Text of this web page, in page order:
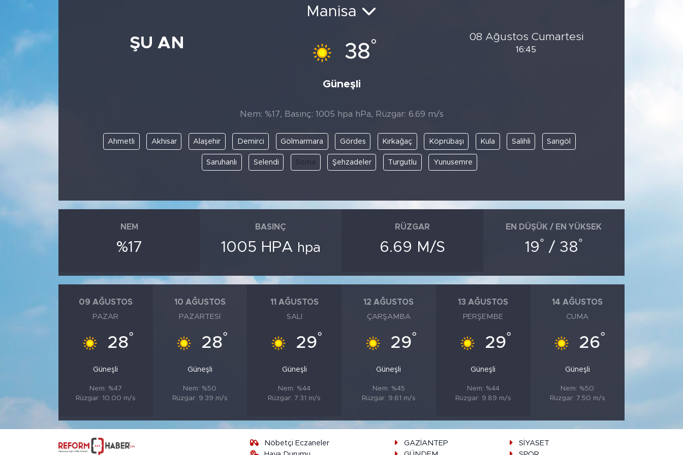
ŞU AN
Manisa
38°
Güneşli
08 Ağustos Cumartesi
16:45
Nem: %17, Basınç: 1005 hpa hPa, Rüzgar: 6.69 m/s
Ahmetli Akhisar Alaşehir Demirci Gölmarmara Gördes Kırkağaç Köprübaşı Kula Salihli Sarıgöl
Saruhanlı Selendi Soma Şehzadeler Turgutlu Yunusemre
NEM
%17
BASINÇ
1005 HPA hpa
RÜZGAR
6.69 M/S
EN DÜŞÜK / EN YÜKSEK
19° / 38°
09 AĞUSTOS
PAZAR
28°
Güneşli
Nem: %47
Rüzgar: 10.00 m/s
10 AĞUSTOS
PAZARTESI
28°
Güneşli
Nem: %50
Rüzgar: 9.39 m/s
11 AĞUSTOS
SALI
29°
Güneşli
Nem: %44
Rüzgar: 7.31 m/s
12 AĞUSTOS
ÇARŞAMBA
29°
Güneşli
Nem: %45
Rüzgar: 9.61 m/s
13 AĞUSTOS
PERŞEMBE
29°
Güneşli
Nem: %44
Rüzgar: 9.89 m/s
14 AĞUSTOS
CUMA
26°
Güneşli
Nem: %50
Rüzgar: 7.50 m/s
Nöbetçi Eczaneler
GAZİANTEP
SİYASET